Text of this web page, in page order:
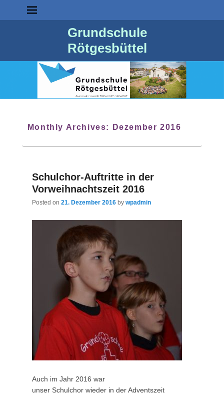
Grundschule
Rötgesbüttel
Monthly Archives: Dezember 2016
Schulchor-Auftritte in der
Vorweihnachtszeit 2016
Posted on 21. Dezember 2016 by wpadmin
Auch im Jahr 2016 war
unser Schulchor wieder in der Adventszeit